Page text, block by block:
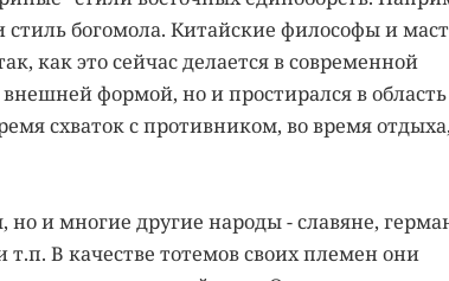
богомола. Китайские философы и
как это сейчас делается в современной
формой, но и простирался в область
схваток с противником, во время отдыха,
и многие другие народы - славяне,
В качестве тотемов своих племен они